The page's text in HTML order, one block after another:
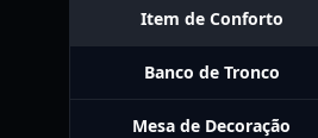
Item de Conforto
Banco de Tronco
Mesa de Decoração